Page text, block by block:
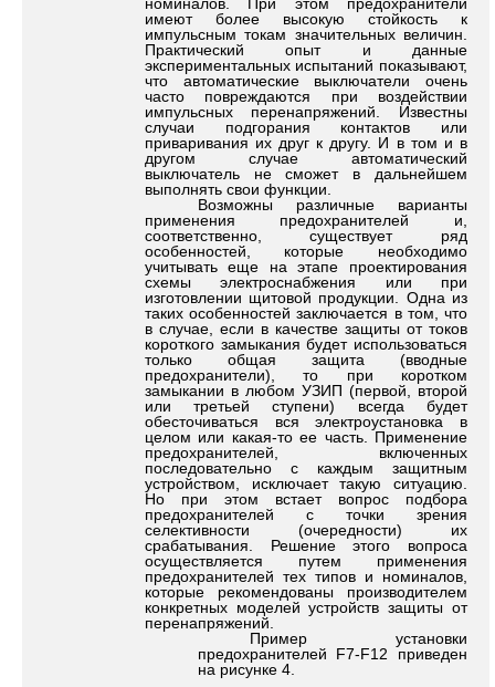
имеют более высокую стойкость к
импульсным токам значительных величин.
Практический опыт и данные
экспериментальных испытаний показывают,
что автоматические выключатели очень
часто повреждаются при воздействии
импульсных перенапряжений. Известны
случаи подгорания контактов или
приваривания их друг к другу. И в том и в
другом случае автоматический
выключатель не сможет в дальнейшем
выполнять свои функции.
Возможны различные варианты
применения предохранителей и,
соответственно, существует ряд
особенностей, которые необходимо
учитывать еще на этапе проектирования
схемы электроснабжения или при
изготовлении щитовой продукции. Одна из
таких особенностей заключается в том, что
в случае, если в качестве защиты от токов
короткого замыкания будет использоваться
только общая защита (вводные
предохранители), то при коротком
замыкании в любом УЗИП (первой, второй
или третьей ступени) всегда будет
обесточиваться вся электроустановка в
целом или какая-то ее часть. Применение
предохранителей, включенных
последовательно с каждым защитным
устройством, исключает такую ситуацию.
Но при этом встает вопрос подбора
предохранителей с точки зрения
селективности (очередности) их
срабатывания. Решение этого вопроса
осуществляется путем применения
предохранителей тех типов и номиналов,
которые рекомендованы производителем
конкретных моделей устройств защиты от
перенапряжений.
Пример установки
предохранителей F7-F12 приведен
на рисунке 4.